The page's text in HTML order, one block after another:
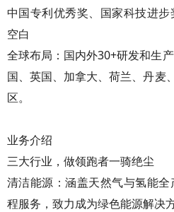
中国专利优秀奖、国家科技进
空白
全球布局：国内外30+研发和生
国、英国、加拿大、荷兰、丹麦
区。
业务介绍
三大行业，做领跑者一骑绝尘
清洁能源：涵盖天然气与氢能
程服务，致力成为绿色能源解决